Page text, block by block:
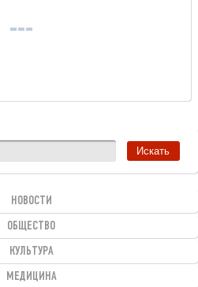
НОВОСТИ
ОБЩЕСТВО
КУЛЬТУРА
МЕДИЦИНА